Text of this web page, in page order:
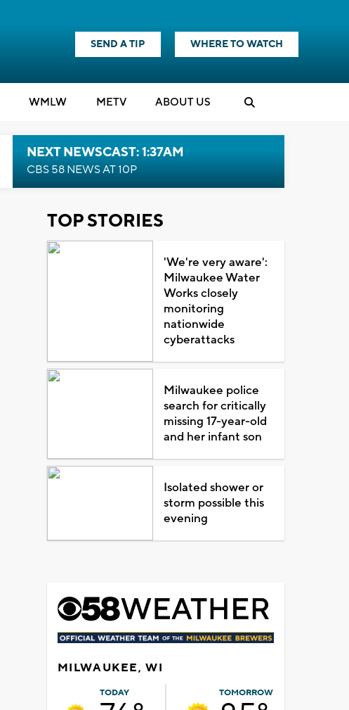
SEND A TIP WHERE TO WATCH
WMLW METV ABOUT US
NEXT NEWSCAST: 1:37AM
CBS 58 NEWS AT 10P
TOP STORIES
'We're very aware':
Milwaukee Water
Works closely
monitoring
nationwide
cyberattacks
Milwaukee police
search for critically
missing 17-year-old
and her infant son
Isolated shower or
storm possible this
evening
MILWAUKEE, WI
TODAY TOMORROW